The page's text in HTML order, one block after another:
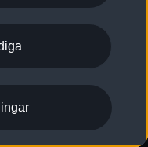
dataläcka